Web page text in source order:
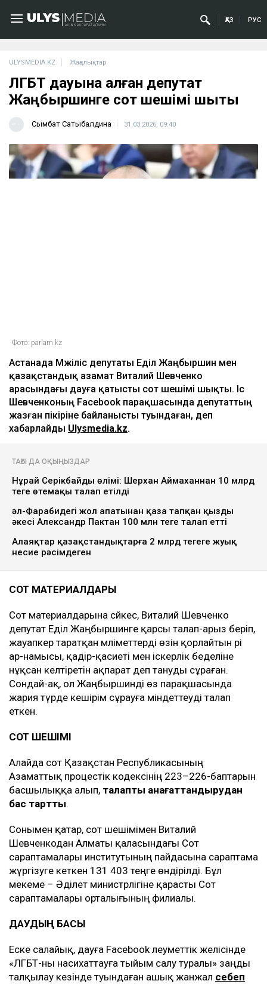
ҚАЗ РУС
ULYSMEDIA.KZ Жаңалықтар
ЛГБТ дауына қалған депутат
Жаңбыршинге сот шешімі шықты
Сымбат Сатыбалдина 31.03.2026, 09:40
Фото: parlam.kz
Астанада Мәжіліс депутаты Еділ Жаңбыршин мен
қазақстандық азамат Виталий Шевченко
арасындағы дауға қатысты сот шешімі шықты. Іс
Шевченконың Facebook парақшасында депутаттың
жазған пікіріне байланысты туындаған, деп
хабарлайды Ulysmedia.kz.
ТАҒЫ ДА ОҚЫҢЫЗДАР
Нұрай Серікбайдың өлімі: Шерхан Аймаханнан 10 млрд
теңге өтемақы талап етілді
әл-Фарабидегі жол апатынан қаза тапқан қыздың
әкесі Александр Пактан 100 млн теңге талап етті
Алаяқтар қазақстандықтарға 2 млрд теңгеге жуық
несие рәсімдеген
СОТ МАТЕРИАЛДАРЫ
Сот материалдарына сәйкес, Виталий Шевченко
депутат Еділ Жаңбыршинге қарсы талап-арыз беріп,
жауапкер таратқан мәліметтерді өзін қорлайтын әрі
ар-намысы, қадір-қасиеті мен іскерлік беделіне
нұқсан келтіретін ақпарат деп тануды сұраған.
Сондай-ақ, ол Жаңбыршинді өз парақшасында
жария түрде кешірім сұрауға міндеттеуді талап
еткен.
СОТ ШЕШІМІ
Алайда сот Қазақстан Республикасының
Азаматтық процестік кодексінің 223–226-баптарын
басшылыққа алып, талапты қанағаттандырудан
бас тартты.
Сонымен қатар, сот шешімімен Виталий
Шевченкодан Алматы қаласындағы Сот
сараптамалары институтының пайдасына сараптама
жүргізуге кеткен 131 403 теңге өндірілді. Бұл
мекеме – Әділет министрлігіне қарасты Сот
сараптамалары орталығының филиалы.
ДАУДЫҢ БАСЫ
Еске салайық, дауға Facebook әлеуметтік желісінде
«ЛГБТ-ны насихаттауға тыйым салу туралы» заңды
талқылау кезінде туындаған ашық жанжал себеп